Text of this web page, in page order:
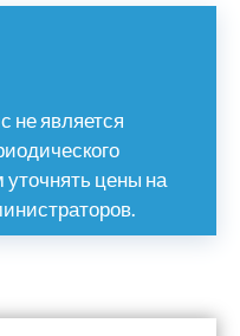
не является
цены на